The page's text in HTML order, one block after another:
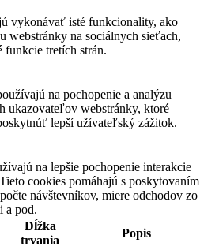
vykonávať isté funkcionality, ako
webstránky na sociálnych sieťach,
funkcie tretích strán.
na pochopenie a analýzu
ukazovateľov webstránky, ktoré
lepší užívateľský zážitok.
na lepšie pochopenie interakcie
cookies pomáhajú s poskytovaním
návštevníkov, miere odchodov zo
a pod.
Dĺžka
trvania
Popis